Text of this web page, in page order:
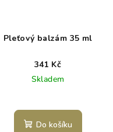
Pleťový balzám 35 ml
341 Kč
Skladem
Do košíku